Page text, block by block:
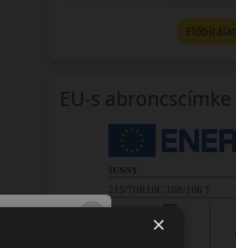
Előbírálat
EU-s abroncscímke
×